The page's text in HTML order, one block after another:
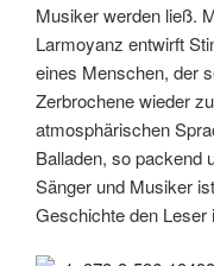
Musiker werden ließ.
Larmoyanz entwirft
eines Menschen, der
Zerbrochene wieder
atmosphärischen
Balladen, so packend
Sänger und Musiker
Geschichte den Leser